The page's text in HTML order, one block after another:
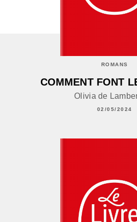
ROMANS
COMMENT FONT
Olivia de
02/05/2024